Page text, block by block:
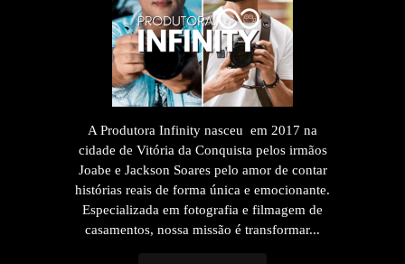
A Produtora Infinity nasceu em 2017 na
cidade de Vitória da Conquista pelos irmãos
Joabe e Jackson Soares pelo amor de contar
histórias reais de forma única e emocionante.
Especializada em fotografia e filmagem de
casamentos, nossa missão é transformar...